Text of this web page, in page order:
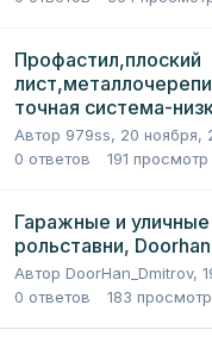
Профастил,плоский
точная система-
Автор 979ss, 20 ноября,
0 ответов 191 просмотр
Гаражные и
рольставни,
Автор DoorHan_Dmitrov,
0 ответов 183